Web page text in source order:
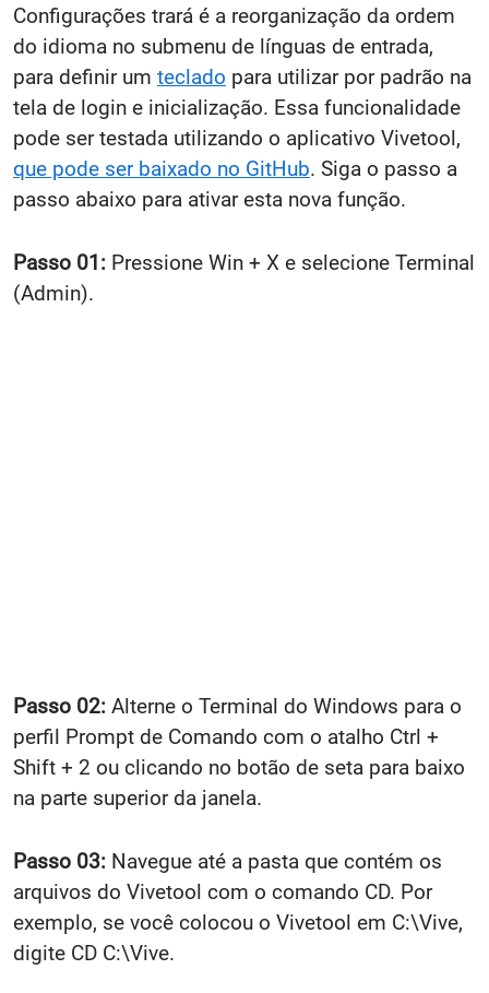
Configurações trará é a reorganização da ordem
do idioma no submenu de línguas de entrada,
para definir um teclado para utilizar por padrão na
tela de login e inicialização. Essa funcionalidade
pode ser testada utilizando o aplicativo Vivetool,
que pode ser baixado no GitHub. Siga o passo a
passo abaixo para ativar esta nova função.
Passo 01: Pressione Win + X e selecione Terminal
(Admin).
Passo 02: Alterne o Terminal do Windows para o
perfil Prompt de Comando com o atalho Ctrl +
Shift + 2 ou clicando no botão de seta para baixo
na parte superior da janela.
Passo 03: Navegue até a pasta que contém os
arquivos do Vivetool com o comando CD. Por
exemplo, se você colocou o Vivetool em C:\Vive,
digite CD C:\Vive.